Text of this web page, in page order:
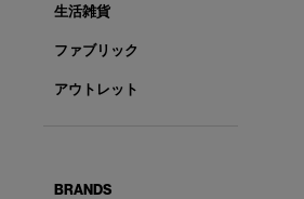
生活雑貨
ファブリック
アウトレット
BRANDS